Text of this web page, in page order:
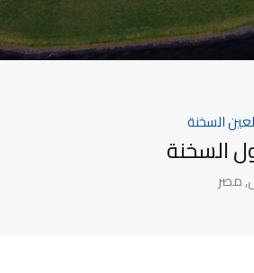
السخنة
السخنة
مصر